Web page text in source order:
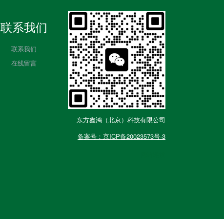
联系我们
联系我们
在线留言
东方鑫鸿（北京）科技有限公司
备案号：京ICP备20023573号-3